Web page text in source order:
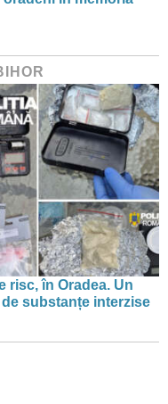
risc, în Oradea. Un
substanțe interzise